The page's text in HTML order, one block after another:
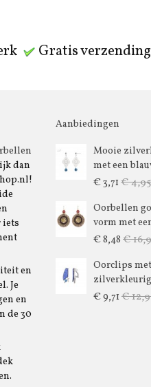
Gratis
dan
iets
en
Je
en
de 30
Aanbiedingen
Mooie
met een
€ 3,71 € 4,95
Oorbellen
vorm met
€ 8,48 €
Oorclips
€ 9,71 €